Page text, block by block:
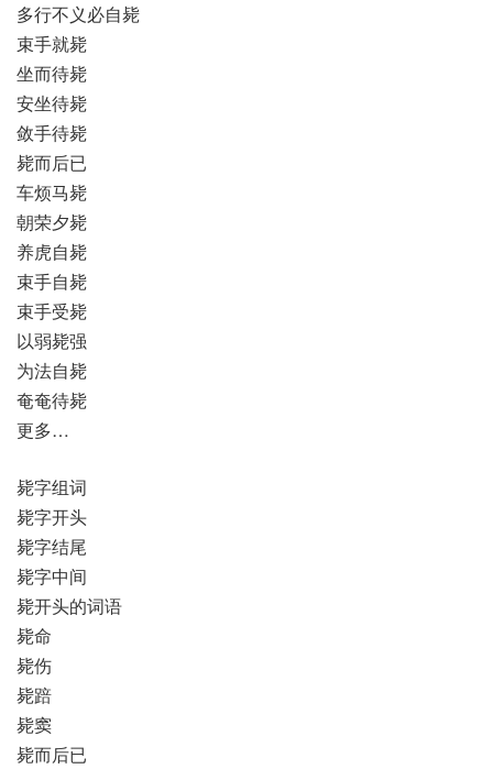
多行不义必自毙
束手就毙
坐而待毙
安坐待毙
敛手待毙
毙而后已
车烦马毙
朝荣夕毙
养虎自毙
束手自毙
束手受毙
以弱毙强
为法自毙
奄奄待毙
更多…
毙字组词
毙字开头
毙字结尾
毙字中间
毙开头的词语
毙命
毙伤
毙踣
毙窦
毙而后已